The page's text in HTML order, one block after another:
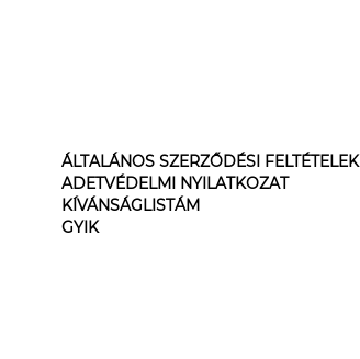
ÁLTALÁNOS SZERZŐDÉSI FELTÉTELEK
ADETVÉDELMI NYILATKOZAT
KÍVÁNSÁGLISTÁM
GYIK